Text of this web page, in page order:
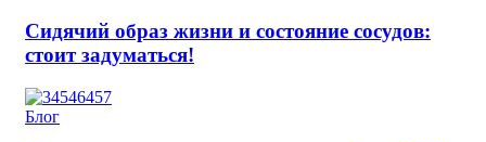
Сидячий образ жизни и состояние сосудов:
стоит задуматься!
Блог